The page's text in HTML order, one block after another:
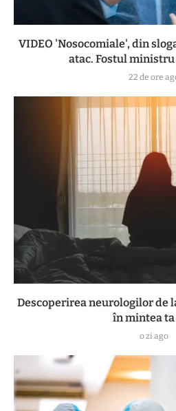
VIDEO 'Nosocomiale', din
atac. Fostul
22 de ore
Descoperirea neurologilor de
în mintea ta
o zi ago